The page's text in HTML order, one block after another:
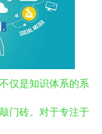
仅是知识体系的系
门砖。对于专注于